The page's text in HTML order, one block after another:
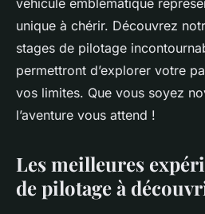
unique à chérir. Découvrez
stages de pilotage
permettront d’explorer votre
vos limites. Que vous soyez
l’aventure vous attend !
Les meilleures
de pilotage à